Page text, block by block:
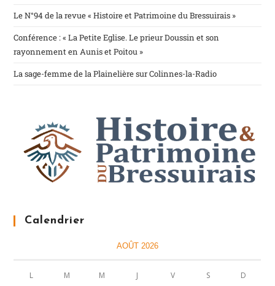
Le N°94 de la revue « Histoire et Patrimoine du Bressuirais »
Conférence : « La Petite Eglise. Le prieur Doussin et son
rayonnement en Aunis et Poitou »
La sage-femme de la Plainelière sur Colinnes-la-Radio
Calendrier
AOÛT 2026
L M M J V S D